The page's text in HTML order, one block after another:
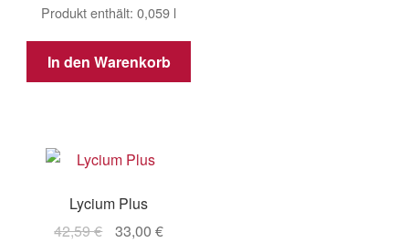
Produkt enthält: 0,059 l
In den Warenkorb
Lycium Plus
42,59€ Ursprünglicher
33,00€Aktueller